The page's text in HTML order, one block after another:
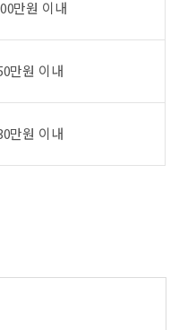
만원 이내
만원 이내
만원 이내